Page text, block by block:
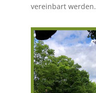
vereinbart werden.